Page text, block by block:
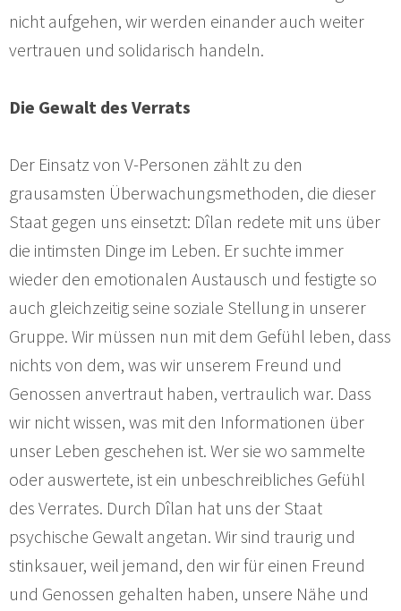
nicht aufgehen, wir werden einander auch weiter
vertrauen und solidarisch handeln.
Die Gewalt des Verrats
Der Einsatz von V-Personen zählt zu den
grausamsten Überwachungsmethoden, die dieser
Staat gegen uns einsetzt: Dîlan redete mit uns über
die intimsten Dinge im Leben. Er suchte immer
wieder den emotionalen Austausch und festigte so
auch gleichzeitig seine soziale Stellung in unserer
Gruppe. Wir müssen nun mit dem Gefühl leben, dass
nichts von dem, was wir unserem Freund und
Genossen anvertraut haben, vertraulich war. Dass
wir nicht wissen, was mit den Informationen über
unser Leben geschehen ist. Wer sie wo sammelte
oder auswertete, ist ein unbeschreibliches Gefühl
des Verrates. Durch Dîlan hat uns der Staat
psychische Gewalt angetan. Wir sind traurig und
stinksauer, weil jemand, den wir für einen Freund
und Genossen gehalten haben, unsere Nähe und